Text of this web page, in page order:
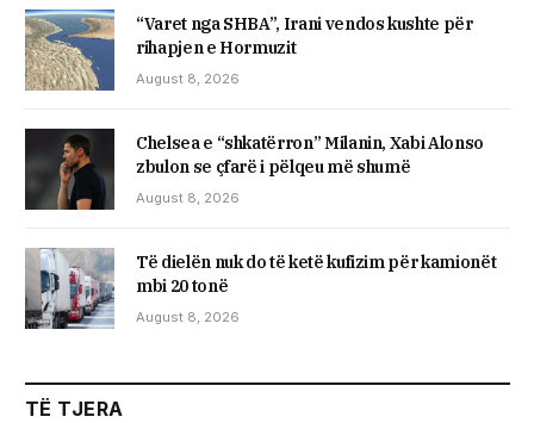
“Varet nga SHBA”, Irani vendos kushte për
rihapjen e Hormuzit
August 8, 2026
Chelsea e “shkatërron” Milanin, Xabi Alonso
zbulon se çfarë i pëlqeu më shumë
August 8, 2026
Të dielën nuk do të ketë kufizim për kamionët
mbi 20 tonë
August 8, 2026
TË TJERA